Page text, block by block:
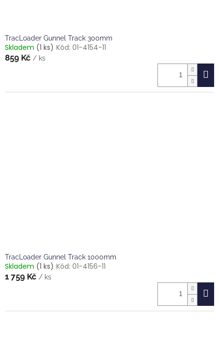
TracLoader Gunnel Track 300mm
Skladem (1 ks) Kód: 01-4154-11
859 Kč / ks
TracLoader Gunnel Track 1000mm
Skladem (1 ks) Kód: 01-4156-11
1 759 Kč / ks